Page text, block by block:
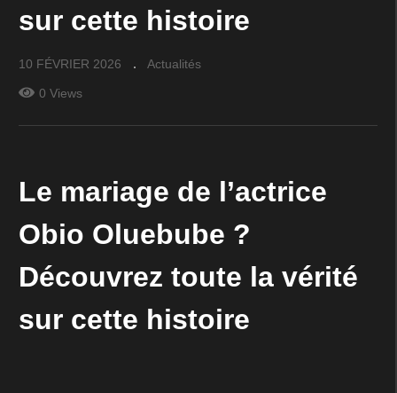
sur cette histoire
10 FÉVRIER 2026 Actualités
0 Views
Le mariage de l’actrice
Obio Oluebube ?
Découvrez toute la vérité
sur cette histoire